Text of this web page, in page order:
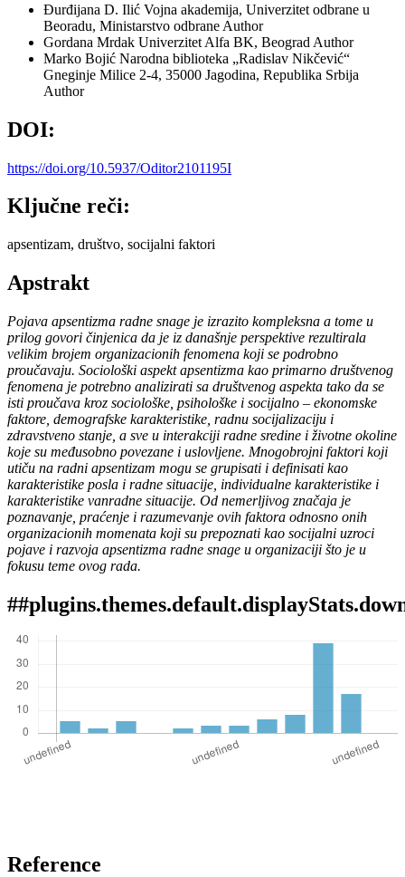
Đurđijana D. Ilić Vojna akademija, Univerzitet odbrane u
Beoradu, Ministarstvo odbrane Author
Gordana Mrdak Univerzitet Alfa BK, Beograd Author
Marko Bojić Narodna biblioteka „Radislav Nikčević“
Gneginje Milice 2-4, 35000 Jagodina, Republika Srbija
Author
DOI:
https://doi.org/10.5937/Oditor2101195I
Ključne reči:
apsentizam, društvo, socijalni faktori
Apstrakt
Pojava apsentizma radne snage je izrazito kompleksna a tome u
prilog govori činjenica da je iz današnje perspektive rezultirala
velikim brojem organizacionih fenomena koji se podrobno
proučavaju. Sociološki aspekt apsentizma kao primarno društvenog
fenomena je potrebno analizirati sa društvenog aspekta tako da se
isti proučava kroz sociološke, psihološke i socijalno – ekonomske
faktore, demografske karakteristike, radnu socijalizaciju i
zdravstveno stanje, a sve u interakciji radne sredine i životne okoline
koje su međusobno povezane i uslovljene. Mnogobrojni faktori koji
utiču na radni apsentizam mogu se grupisati i definisati kao
karakteristike posla i radne situacije, individualne karakteristike i
karakteristike vanradne situacije. Od nemerljivog značaja je
poznavanje, praćenje i razumevanje ovih faktora odnosno onih
organizacionih momenata koji su prepoznati kao socijalni uzroci
pojave i razvoja apsentizma radne snage u organizaciji što je u
fokusu teme ovog rada.
Reference